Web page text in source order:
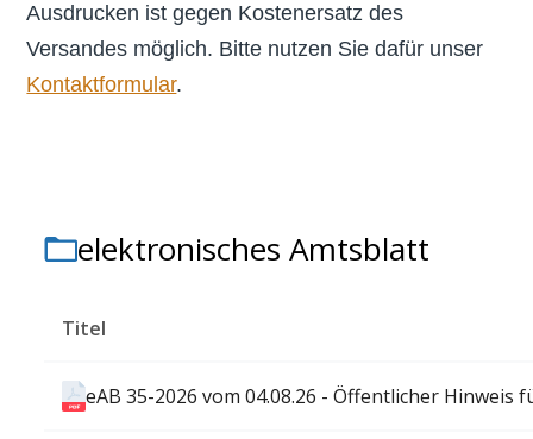
Ausdrucken ist gegen Kostenersatz des
Versandes möglich. Bitte nutzen Sie dafür unser
Kontaktformular.
elektronisches Amtsblatt
Titel
eAB 35-2026 vom 04.08.26 - Öffentlicher Hinweis